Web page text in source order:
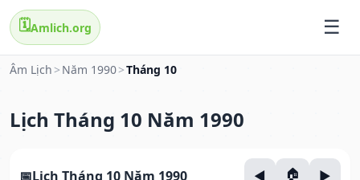
🗓️Amlich.org
Âm Lịch > Năm 1990>Tháng 10
Lịch Tháng 10 Năm 1990
Lịch Tháng 10 Năm 1990